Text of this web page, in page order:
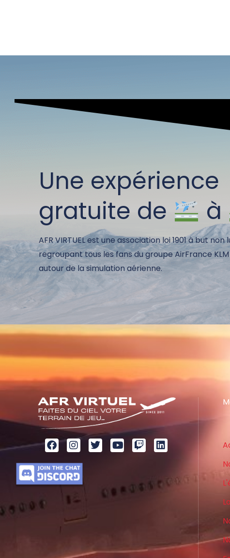
Une expérience
gratuite de
à
AFR VIRTUEL est une association loi 1901 à but
regroupant tous les fans du groupe AirFrance KLM
autour de la simulation aérienne.